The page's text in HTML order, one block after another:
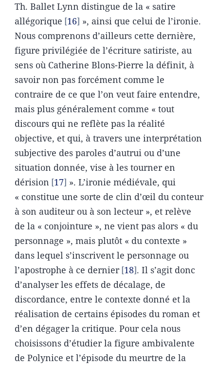
Th. Ballet Lynn distingue de la « satire
allégorique 16 », ainsi que celui de l’ironie.
Nous comprenons d’ailleurs cette dernière,
figure privilégiée de l’écriture satiriste, au
sens où Catherine Blons-Pierre la définit, à
savoir non pas forcément comme le
contraire de ce que l’on veut faire entendre,
mais plus généralement comme « tout
discours qui ne reflète pas la réalité
objective, et qui, à travers une interprétation
subjective des paroles d’autrui ou d’une
situation donnée, vise à les tourner en
dérision 17 ». L’ironie médiévale, qui
« constitue une sorte de clin d’œil du conteur
à son auditeur ou à son lecteur », et relève
de la « conjointure », ne vient pas alors « du
personnage », mais plutôt « du contexte »
dans lequel s’inscrivent le personnage ou
l’apostrophe à ce dernier 18 . Il s’agit donc
d’analyser les effets de décalage, de
discordance, entre le contexte donné et la
réalisation de certains épisodes du roman et
d’en dégager la critique. Pour cela nous
choisissons d’étudier la figure ambivalente
de Polynice et l’épisode du meurtre de la